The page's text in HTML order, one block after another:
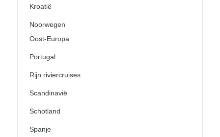
Kroatië
Noorwegen
Oost-Europa
Portugal
Rijn riviercruises
Scandinavië
Schotland
Spanje